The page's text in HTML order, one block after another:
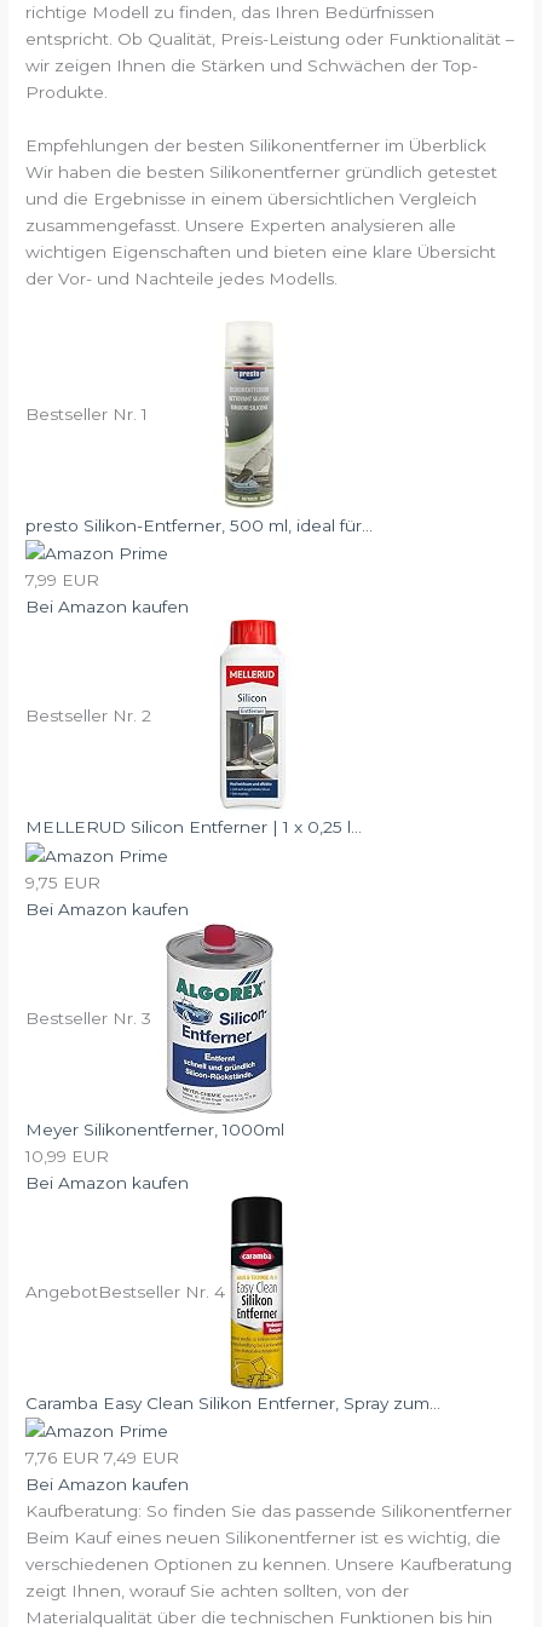
richtige Modell zu finden, das Ihren Bedürfnissen
entspricht. Ob Qualität, Preis-Leistung oder Funktionalität –
wir zeigen Ihnen die Stärken und Schwächen der Top-
Produkte.
Empfehlungen der besten Silikonentferner im Überblick
Wir haben die besten Silikonentferner gründlich getestet
und die Ergebnisse in einem übersichtlichen Vergleich
zusammengefasst. Unsere Experten analysieren alle
wichtigen Eigenschaften und bieten eine klare Übersicht
der Vor- und Nachteile jedes Modells.
Bestseller Nr. 1
presto Silikon-Entferner, 500 ml, ideal für...
7,99 EUR
Bei Amazon kaufen
Bestseller Nr. 2
MELLERUD Silicon Entferner | 1 x 0,25 l...
9,75 EUR
Bei Amazon kaufen
Bestseller Nr. 3
Meyer Silikonentferner, 1000ml
10,99 EUR
Bei Amazon kaufen
AngebotBestseller Nr. 4
Caramba Easy Clean Silikon Entferner, Spray zum...
7,76 EUR 7,49 EUR
Bei Amazon kaufen
Kaufberatung: So finden Sie das passende Silikonentferner
Beim Kauf eines neuen Silikonentferner ist es wichtig, die
verschiedenen Optionen zu kennen. Unsere Kaufberatung
zeigt Ihnen, worauf Sie achten sollten, von der
Materialqualität über die technischen Funktionen bis hin